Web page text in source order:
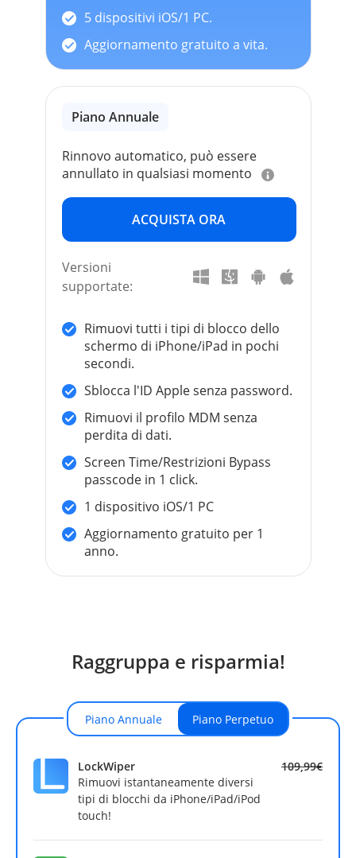
5 dispositivi iOS/1 PC.
Aggiornamento gratuito a vita.
Piano Annuale
Rinnovo automatico, può essere
annullato in qualsiasi momento
ACQUISTA ORA
Versioni
supportate:
Rimuovi tutti i tipi di blocco dello
schermo di iPhone/iPad in pochi
secondi.
Sblocca l'ID Apple senza password.
Rimuovi il profilo MDM senza
perdita di dati.
Screen Time/Restrizioni Bypass
passcode in 1 click.
1 dispositivo iOS/1 PC
Aggiornamento gratuito per 1
anno.
Raggruppa e risparmia!
Piano Annuale Piano Perpetuo
LockWiper
Rimuovi istantaneamente diversi
tipi di blocchi da iPhone/iPad/iPod
touch!
109,99€